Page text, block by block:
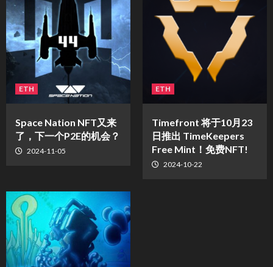
ETH
Space Nation NFT又来
了，下一个P2E的机会？
2024-11-05
ETH
Timefront 将于10月23
日推出 TimeKeepers
Free Mint！免费NFT!
2024-10-22